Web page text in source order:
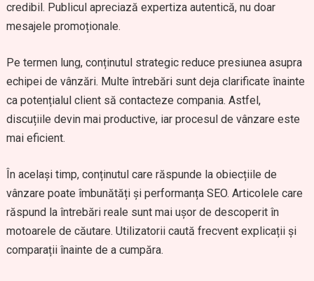
credibil. Publicul apreciază expertiza autentică, nu doar
mesajele promoționale.
Pe termen lung, conținutul strategic reduce presiunea asupra
echipei de vânzări. Multe întrebări sunt deja clarificate înainte
ca potențialul client să contacteze compania. Astfel,
discuțiile devin mai productive, iar procesul de vânzare este
mai eficient.
În același timp, conținutul care răspunde la obiecțiile de
vânzare poate îmbunătăți și performanța SEO. Articolele care
răspund la întrebări reale sunt mai ușor de descoperit în
motoarele de căutare. Utilizatorii caută frecvent explicații și
comparații înainte de a cumpăra.